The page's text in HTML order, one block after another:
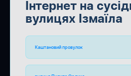
Інтернет на
вулицях Ізмаїла
Каштановий провулок